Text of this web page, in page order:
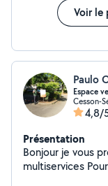
Voir le
Paulo
Espace
Cesson-
4,8/
Présentation
Bonjour je vous
multiservices Pour vos entretiens espaces verts ... Taille